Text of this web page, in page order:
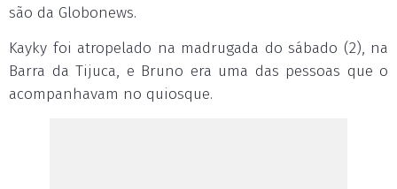
são da Globonews.
Kayky foi atropelado na madrugada do sábado (2), na
Barra da Tijuca, e Bruno era uma das pessoas que o
acompanhavam no quiosque.